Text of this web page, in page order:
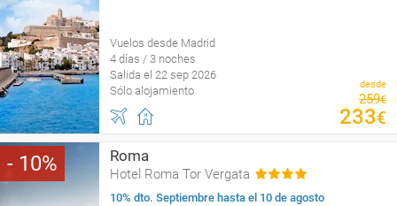
Vuelos desde Madrid
4 días / 3 noches
Salida el 22 sep 2026
Sólo alojamiento
desde
259€
233€
10 Roma
Hotel Roma Tor Vergata
10% dto. Septiembre hasta el 10 de agosto